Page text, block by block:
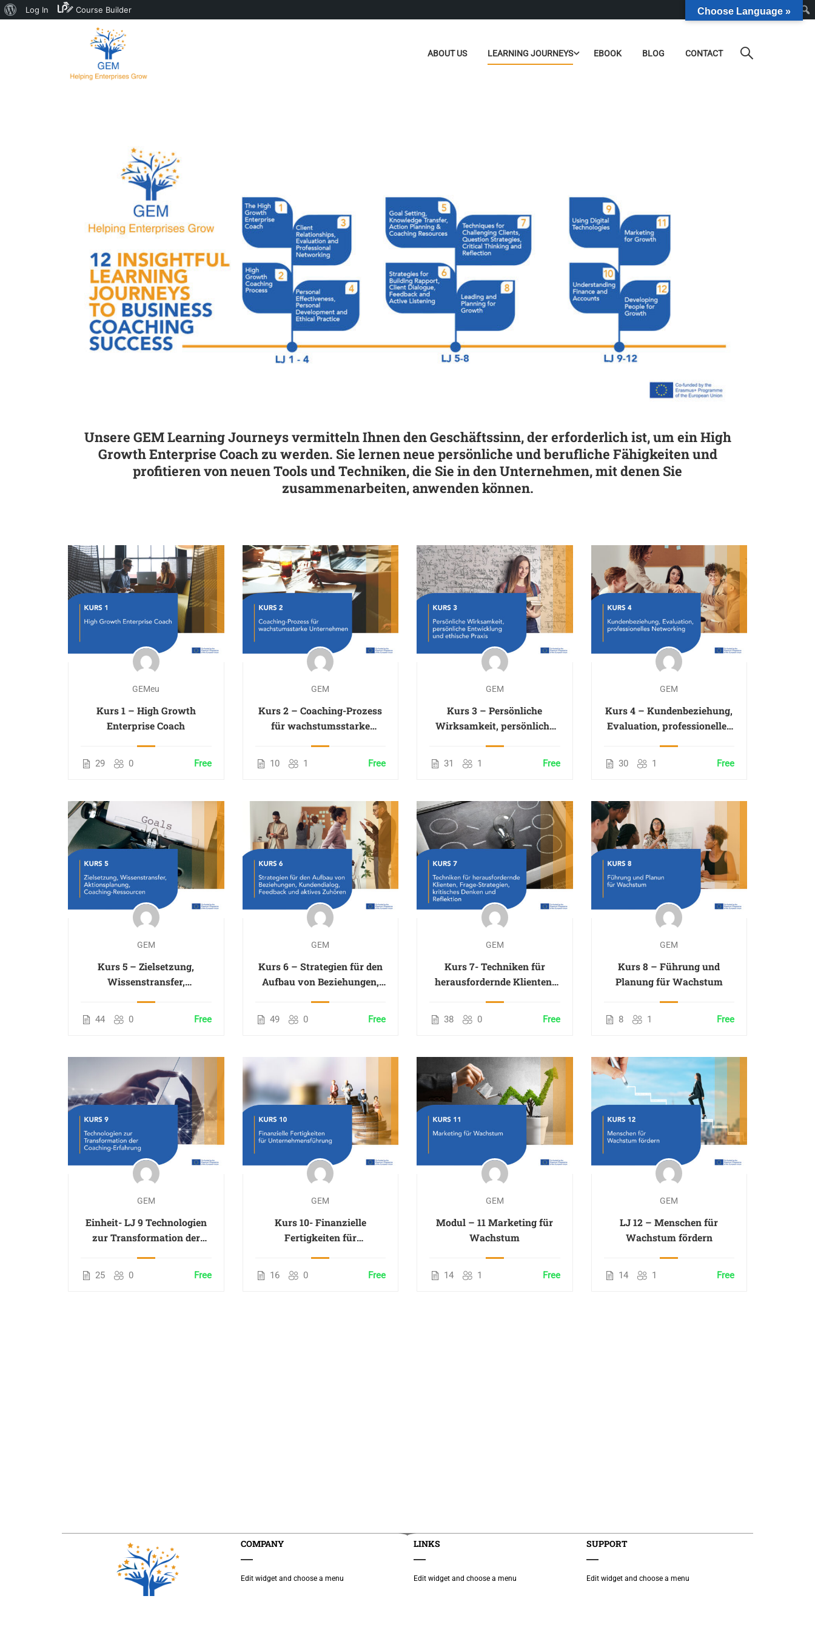
Log In Course Builder
ABOUT US LEARNING JOURNEYS EBOOK BLOG CONTACT
Unsere GEM Learning Journeys vermitteln Ihnen den Geschäftssinn, der erforderlich ist, um ein High
Growth Enterprise Coach zu werden. Sie lernen neue persönliche und berufliche Fähigkeiten und
profitieren von neuen Tools und Techniken, die Sie in den Unternehmen, mit denen Sie
zusammenarbeiten, anwenden können.
GEMeu
Kurs 1 – High Growth
Enterprise Coach
29 0 Free
GEM
Kurs 2 – Coaching-Prozess
für wachstumsstarke
10 1 Free
GEM
Kurs 3 – Persönliche
Wirksamkeit, persönliche
31 1 Free
GEM
Kurs 4 – Kundenbeziehung,
Evaluation, professionelles
30 1 Free
GEM
Kurs 5 – Zielsetzung,
Wissenstransfer,
44 0 Free
GEM
Kurs 6 – Strategien für den
Aufbau von Beziehungen,
und aktives Zuhören
49 0 Free
GEM
Kurs 7- Techniken für
herausfordernde Klienten,
Denken und Reflektion
38 0 Free
GEM
Kurs 8 – Führung und
Planung für Wachstum
8 1 Free
GEM
Einheit- LJ 9 Technologien
zur Transformation der
25 0 Free
GEM
Kurs 10- Finanzielle
Fertigkeiten für
16 0 Free
GEM
Modul – 11 Marketing für
Wachstum
14 1 Free
GEM
LJ 12 – Menschen für
Wachstum fördern
14 1 Free
COMPANY
Edit widget and choose a menu
LINKS
Edit widget and choose a menu
SUPPORT
Edit widget and choose a menu
Choose Language »